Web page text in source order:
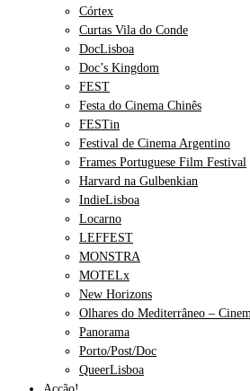
Córtex
Curtas Vila do Conde
DocLisboa
Doc’s Kingdom
FEST
Festa do Cinema Chinês
FESTin
Festival de Cinema Argentino
Frames Portuguese Film Festival
Harvard na Gulbenkian
IndieLisboa
Locarno
LEFFEST
MONSTRA
MOTELx
New Horizons
Olhares do Mediterrâneo –
Panorama
Porto/Post/Doc
QueerLisboa